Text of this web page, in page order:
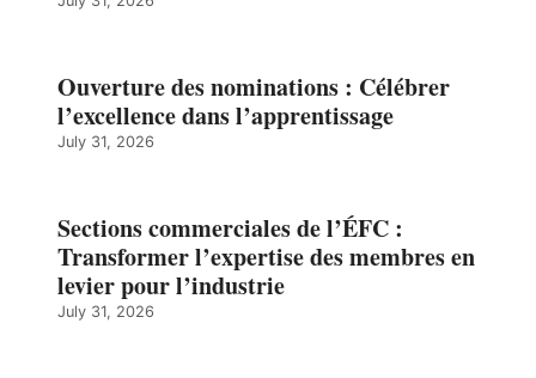
Ouverture des nominations : Célébrer
l’excellence dans l’apprentissage
July 31, 2026
Sections commerciales de l’ÉFC :
Transformer l’expertise des membres en
levier pour l’industrie
July 31, 2026